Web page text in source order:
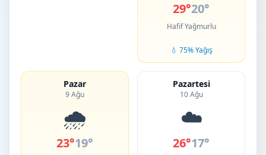
29°20°
Hafif Yağmurlu
💧 75% Yağış
Pazar
9 Ağu
🌧️
23°19°
Pazartesi
10 Ağu
☁️
26°17°